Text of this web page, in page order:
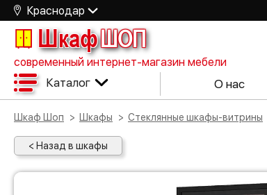
Краснодар
ШкафШОП
современный интернет-магазин мебели
Каталог О нас
Шкаф Шоп Шкафы Стеклянные шкафы-витрины
< Назад в шкафы